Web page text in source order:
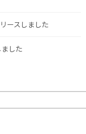
ースしました
した